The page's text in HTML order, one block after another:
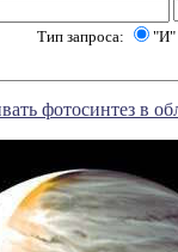
Тип запроса: "И"
фотосинтез в